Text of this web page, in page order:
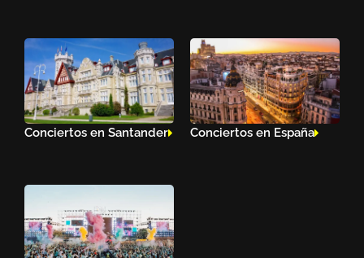
Conciertos en Santander Conciertos en España